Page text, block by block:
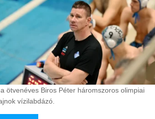
ötvenéves Biros Péter háromszoros olimpiai
vízilabdázó.